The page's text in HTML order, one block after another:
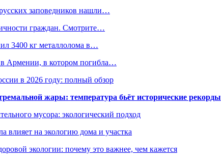
заповедников нашли…
граждан. Смотрите…
3400 кг металлолома в…
Армении, в котором погибла…
в 2026 году: полный обзор
жары: температура бьёт исторические рекорды
мусора: экологический подход
влияет на экологию дома и участка
экологии: почему это важнее, чем кажется